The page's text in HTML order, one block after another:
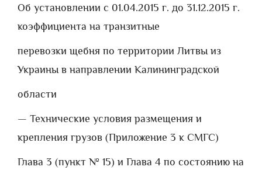
Об установлении с 01.04.2015 г. до 31.12.2015 г.
коэффициента на транзитные
перевозки щебня по территории Литвы из
Украины в направлении Калининградской
области
— Технические условия размещения и
крепления грузов (Приложение 3 к СМГС)
Глава 3 (пункт № 15) и Глава 4 по состоянию на